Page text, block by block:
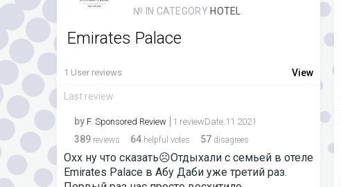
№ IN CATEGORY HOTEL
Emirates Palace
1 User reviews View
Last review
by F. Sponsored Review 1 reviewDate.11 2021
389 reviews 64 helpful votes 57 disagrees
Охх ну что сказать☹️Отдыхали с семьей в отеле
Emirates Palace в Абу Даби уже третий раз.